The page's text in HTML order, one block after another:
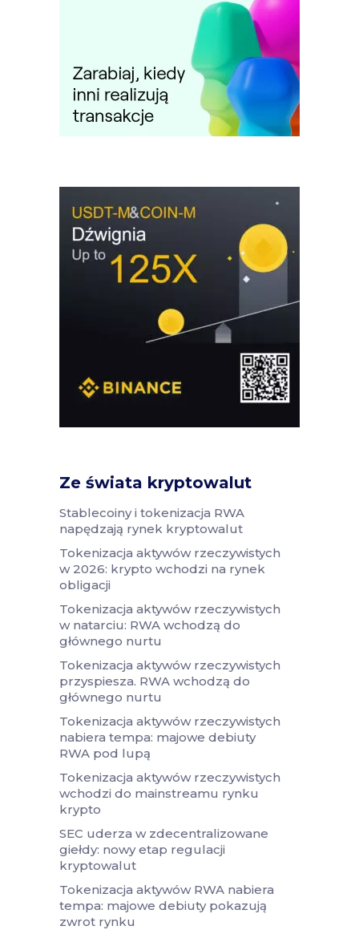
Ze świata kryptowalut
Stablecoiny i tokenizacja RWA
napędzają rynek kryptowalut
Tokenizacja aktywów rzeczywistych
w 2026: krypto wchodzi na rynek
obligacji
Tokenizacja aktywów rzeczywistych
w natarciu: RWA wchodzą do
głównego nurtu
Tokenizacja aktywów rzeczywistych
przyspiesza. RWA wchodzą do
głównego nurtu
Tokenizacja aktywów rzeczywistych
nabiera tempa: majowe debiuty
RWA pod lupą
Tokenizacja aktywów rzeczywistych
wchodzi do mainstreamu rynku
krypto
SEC uderza w zdecentralizowane
giełdy: nowy etap regulacji
kryptowalut
Tokenizacja aktywów RWA nabiera
tempa: majowe debiuty pokazują
zwrot rynku